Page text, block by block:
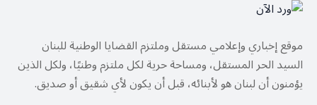
موقع إخباري وإعلامي مستقل وملتزم القضايا الوطنية للبنان
السيد الحر المستقل، ومساحة حرية لكل ملتزم وطنيًا، ولكل الذين
يؤمنون أن لبنان هو لأبنائه، قبل أن يكون لأي شقيق أو صديق.